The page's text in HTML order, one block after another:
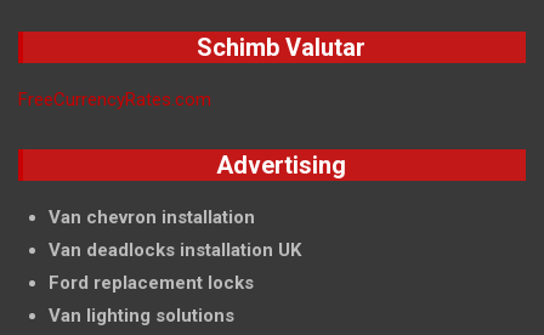
Schimb Valutar
FreeCurrencyRates.com
Advertising
Van chevron installation
Van deadlocks installation UK
Ford replacement locks
Van lighting solutions